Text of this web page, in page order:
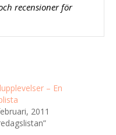
recensioner för
– En
2011